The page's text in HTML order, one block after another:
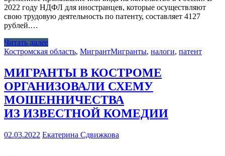
2022 году НДФЛ для иностранцев, которые осуществляют
свою трудовую деятельность по патенту, составляет 4127
рублей.…
Читать далее
Костромская область, МигрантМигранты, налоги, патент
МИГРАНТЫ В КОСТРОМЕ
ОРГАНИЗОВАЛИ СХЕМУ
МОШЕННИЧЕСТВА
ИЗ ИЗВЕСТНОЙ КОМЕДИИ
02.03.2022 Екатерина Сдвижкова